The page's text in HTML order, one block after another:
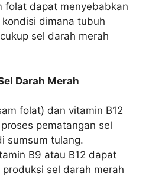
folat dapat menyebabkan
dimana tubuh
sel darah merah
Darah Merah
folat) dan vitamin B12
pematangan sel
sumsum tulang.
B9 atau B12 dapat
sel darah merah